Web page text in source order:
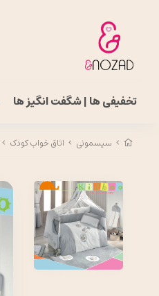
تخفیفی ها | شگفت انگیز ها
سیسمونی اتاق خواب کودک